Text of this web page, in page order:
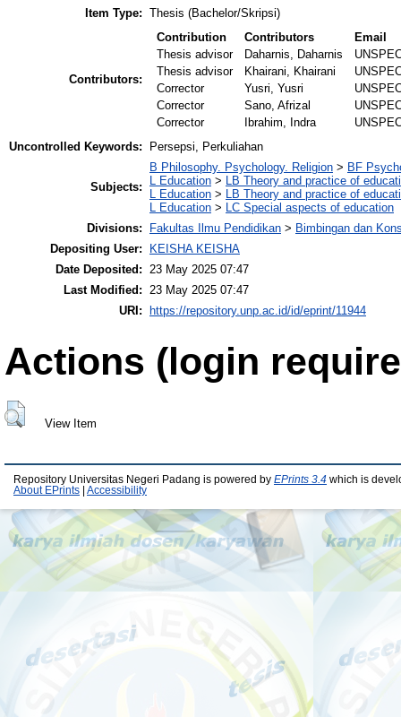
Item Type: Thesis (Bachelor/Skripsi)
Contributors:
Contribution Contributors
Email
Thesis advisor
Daharnis, Daharnis
Thesis advisor
Khairani, Khairani
Corrector
Yusri, Yusri
Corrector
Sano, Afrizal
Corrector
Ibrahim, Indra
Uncontrolled Keywords:
Persepsi, Perkuliahan
Subjects:
B Philosophy. Psychology. Religion > BF
L Education > LB Theory and practice of
L Education > LB Theory and practice of
L Education > LC Special aspects of education
Divisions:
Fakultas Ilmu Pendidikan > Bimbingan dan
Depositing User:
KEISHA KEISHA
Date Deposited: 23 May 2025 07:47
Last Modified: 23 May 2025 07:47
URI:
https://repository.unp.ac.id/id/eprint/11944
Actions (login
View Item
Repository Universitas Negeri Padang is powered by EPrints 3.4 which is
About EPrints
Accessibility